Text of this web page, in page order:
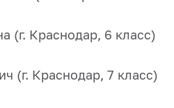
(г. Краснодар, 6 класс)
(г. Краснодар, 7 класс)